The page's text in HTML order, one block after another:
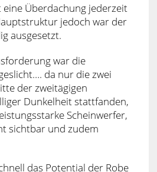
eine Überdachung jederzeit
jedoch war der
ausgesetzt.
war die
da nur die zwei
der zweitägigen
Dunkelheit stattfanden,
Scheinwerfer,
sichtbar und zudem
das Potential der Robe